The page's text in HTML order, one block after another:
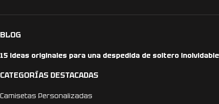
BLOG
15 ideas originales para una despedida de soltero inolvidable
CATEGORÍAS DESTACADAS
Camisetas Personalizadas